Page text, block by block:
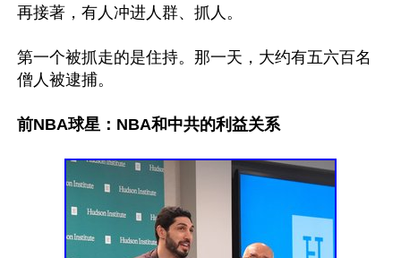
再接著，有人冲进人群、抓人。
第一个被抓走的是住持。那一天，大约有五六百名
僧人被逮捕。
前NBA球星：NBA和中共的利益关系